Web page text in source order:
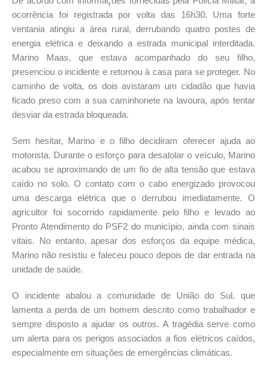
ocorrência foi registrada por volta das 16h30. Uma forte
ventania atingiu a área rural, derrubando quatro postes de
energia elétrica e deixando a estrada municipal interditada.
Marino Maas, que estava acompanhado do seu filho,
presenciou o incidente e retornou à casa para se proteger. No
caminho de volta, os dois avistaram um cidadão que havia
ficado preso com a sua caminhonete na lavoura, após tentar
desviar da estrada bloqueada.
Sem hesitar, Marino e o filho decidiram oferecer ajuda ao
motorista. Durante o esforço para desatolar o veículo, Marino
acabou se aproximando de um fio de alta tensão que estava
caído no solo. O contato com o cabo energizado provocou
uma descarga elétrica que o derrubou imediatamente. O
agricultor foi socorrido rapidamente pelo filho e levado ao
Pronto Atendimento do PSF2 do município, ainda com sinais
vitais. No entanto, apesar dos esforços da equipe médica,
Marino não resistiu e faleceu pouco depois de dar entrada na
unidade de saúde.
O incidente abalou a comunidade de União do Sul, que
lamenta a perda de um homem descrito como trabalhador e
sempre disposto a ajudar os outros. A tragédia serve como
um alerta para os perigos associados a fios elétricos caídos,
especialmente em situações de emergências climáticas.